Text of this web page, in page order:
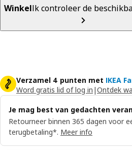
WinkelIk controleer de
Verzamel 4 punten met IKEA
Word gratis lid of log in |Ontdek
Je mag best van gedachten
Retourneer binnen 365 dagen voor
terugbetaling*. Meer info